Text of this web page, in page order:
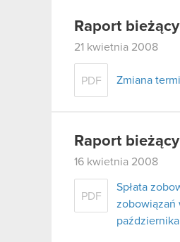
Raport
21 kwietnia 2008
PDF Zmiana
Raport
16 kwietnia 2008
PDF
Spłata
zobowiązań